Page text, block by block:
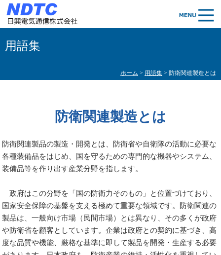
用語集
ホーム > 用語集 > 防衛関連製造とは
防衛関連製造とは
防衛関連製品の製造・開発とは、防衛省や自衛隊の活動に必要な
各種装備品をはじめ、国を守るための専門的な機器やシステム、
装備品等を作り出す産業分野を指します。
政府はこの分野を「国の防衛力そのもの」と位置づけており、
国家安全保障の基盤を支える極めて重要な領域です。防衛関連の
製品は、一般向け市場（民間市場）とは異なり、その多くが政府
や防衛省を顧客としています。企業は政府との契約に基づき、高
度な品質や機能、厳格な基準に即して製品を開発・生産する必要